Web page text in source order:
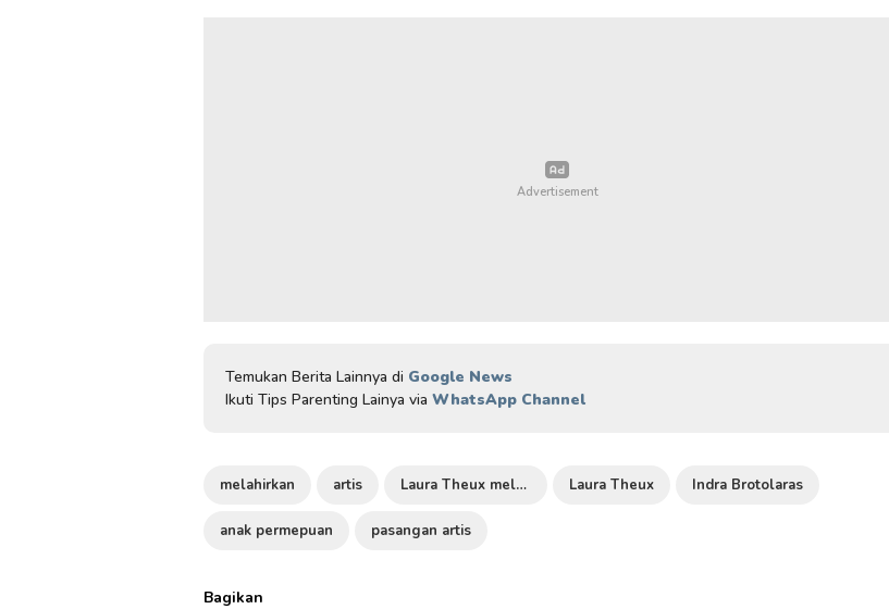
Temukan Berita Lainnya di Google News
Ikuti Tips Parenting Lainya via WhatsApp Channel
melahirkan artis Laura Theux melahirkan Laura Theux Indra Brotolaras
anak permepuan pasangan artis
Bagikan